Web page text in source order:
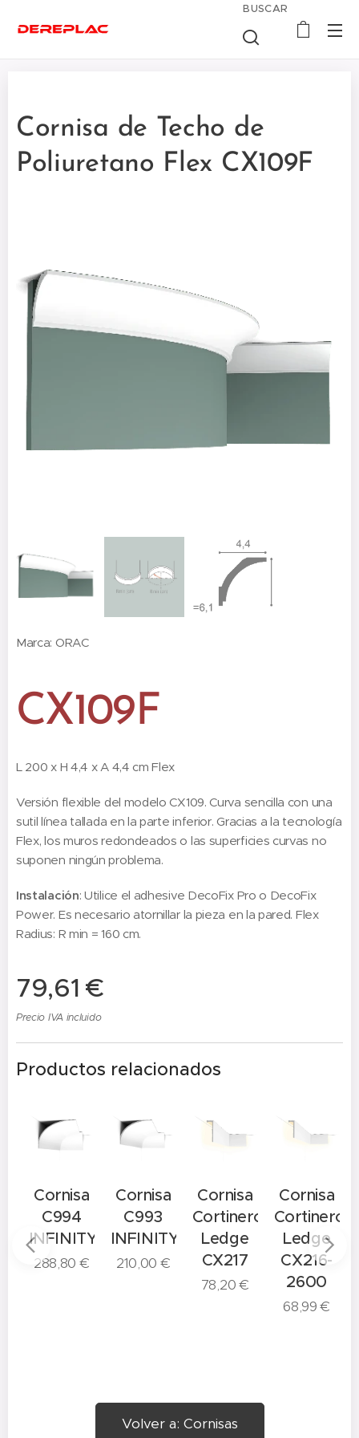
BUSCAR
Cornisa de Techo de
Poliuretano Flex CX109F
Marca: ORAC
CX109F
L 200 x H 4,4 x A 4,4 cm Flex
Versión flexible del modelo CX109. Curva sencilla con una
sutil línea tallada en la parte inferior. Gracias a la tecnología
Flex, los muros redondeados o las superficies curvas no
suponen ningún problema.
Instalación: Utilice el adhesive DecoFix Pro o DecoFix
Power. Es necesario atornillar la pieza en la pared. Flex
Radius: R min = 160 cm.
79,61 €
Precio IVA incluido
Productos relacionados
Cornisa
C994
INFINITY
288,80€
Cornisa
C993
INFINITY
210,00€
Cornisa
Cortinero
Ledge
CX217
78,20€
Cornisa
Cortinero
Ledge
CX216-
2600
68,99€
Volver a: Cornisas